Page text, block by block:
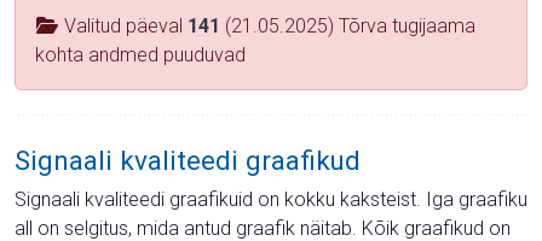
Valitud päeval 141 (21.05.2025) Tõrva tugijaama
kohta andmed puuduvad
Signaali kvaliteedi graafikud
Signaali kvaliteedi graafikuid on kokku kaksteist. Iga graafiku
all on selgitus, mida antud graafik näitab. Kõik graafikud on